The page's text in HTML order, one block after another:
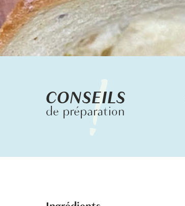
CONSEILS
de préparation